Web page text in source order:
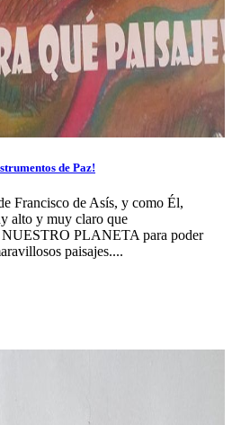
de Paz!
Francisco de Asís, y como Él,
alto y muy claro que
PLANETA para poder
paisajes....